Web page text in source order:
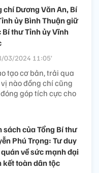
chí Dương Văn An, Bí
ủy Bình Thuận giữ
Bí thư Tỉnh ủy Vĩnh
03/2024 11:05’
tạo cơ bản, trải qua
nào đồng chí cũng
góp tích cực cho
sách của Tổng Bí thư
Phú Trọng: Tư duy
về sức mạnh đại
kết toàn dân tộc